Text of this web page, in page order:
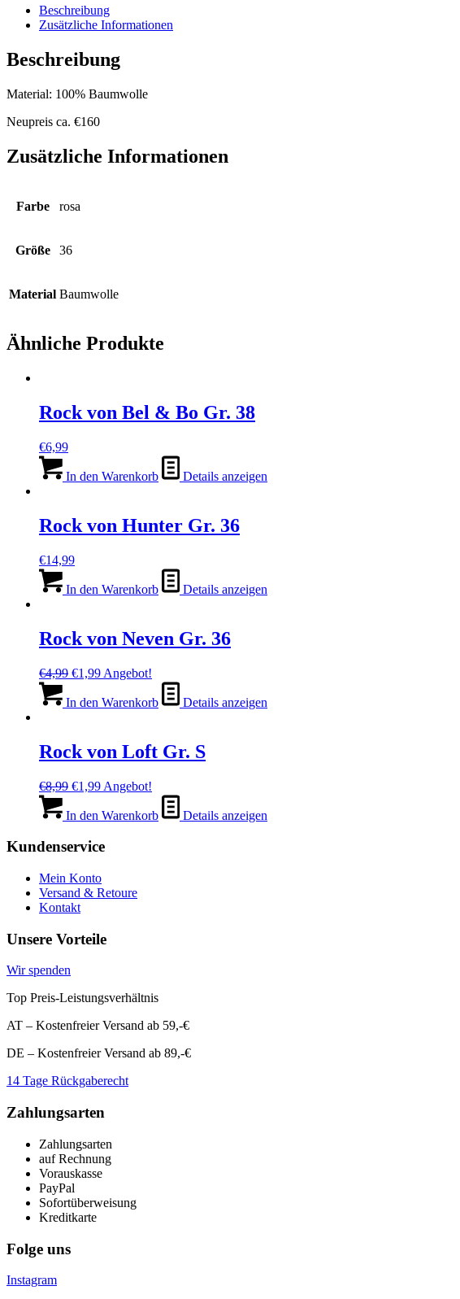
Baker
Menge
Beschreibung
Zusätzliche Informationen
Beschreibung
Material: 100% Baumwolle
Neupreis ca. €160
Zusätzliche Informationen
Farbe rosa
Größe 36
Material Baumwolle
Ähnliche Produkte
Rock von Bel & Bo Gr. 38
€6,99
In den Warenkorb Details anzeigen
Rock von Hunter Gr. 36
€14,99
In den Warenkorb Details anzeigen
Rock von Neven Gr. 36
€4,99 Ursprünglicher
war:
€1,99Aktueller
ist:
Angebot!
In den Warenkorb Details anzeigen
Rock von Loft Gr. S
€8,99 Ursprünglicher
war:
€1,99Aktueller
ist:
Angebot!
In den Warenkorb Details anzeigen
Kundenservice
Mein Konto
Versand & Retoure
Kontakt
Unsere Vorteile
Wir spenden
Top Preis-Leistungsverhältnis
AT – Kostenfreier Versand ab 59,-€
DE – Kostenfreier Versand ab 89,-€
14 Tage Rückgaberecht
Zahlungsarten
Zahlungsarten
auf Rechnung
Vorauskasse
PayPal
Sofortüberweisung
Kreditkarte
Folge uns
Instagram